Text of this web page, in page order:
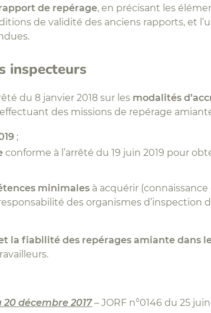
de repérage, en précisant les
de validité des anciens rapports, et
inspecteurs
du 8 janvier 2018 sur les modalités
des missions de repérage
;
conforme à l’arrêté du 19 juin 2019 pour
minimales à acquérir
des organismes d’inspection
la fiabilité des repérages amiante dans
décembre 2017– JORF n°0146 du 25